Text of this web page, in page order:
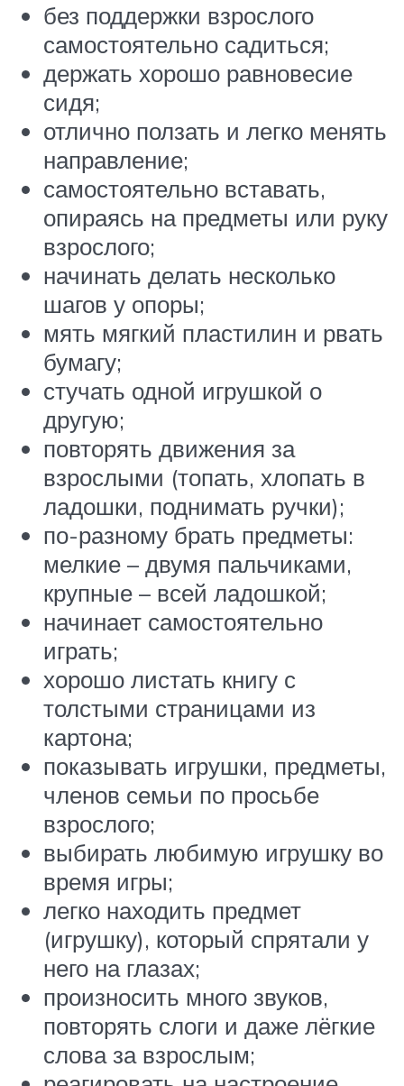
без поддержки взрослого
самостоятельно садиться;
держать хорошо равновесие
сидя;
отлично ползать и легко менять
направление;
самостоятельно вставать,
опираясь на предметы или руку
взрослого;
начинать делать несколько
шагов у опоры;
мять мягкий пластилин и рвать
бумагу;
стучать одной игрушкой о
другую;
повторять движения за
взрослыми (топать, хлопать в
ладошки, поднимать ручки);
по-разному брать предметы:
мелкие – двумя пальчиками,
крупные – всей ладошкой;
начинает самостоятельно
играть;
хорошо листать книгу с
толстыми страницами из
картона;
показывать игрушки, предметы,
членов семьи по просьбе
взрослого;
выбирать любимую игрушку во
время игры;
легко находить предмет
(игрушку), который спрятали у
него на глазах;
произносить много звуков,
повторять слоги и даже лёгкие
слова за взрослым;